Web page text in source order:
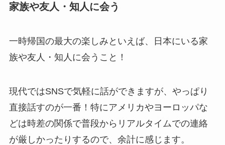
家族や友人・知人に会う
一時帰国の最大の楽しみといえば、日本にいる家
族や友人・知人に会うこと！
現代ではSNSで気軽に話ができますが、やっぱり
直接話すのが一番！特にアメリカやヨーロッパな
どは時差の関係で普段からリアルタイムでの連絡
が厳しかったりするので、余計に感じます。